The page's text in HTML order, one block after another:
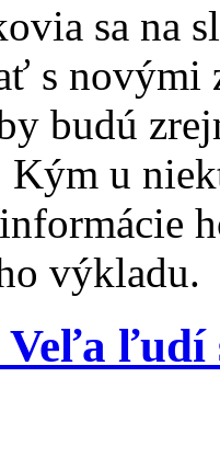
sa na
s novými
budú
Kým u
výkladu.
ľudí